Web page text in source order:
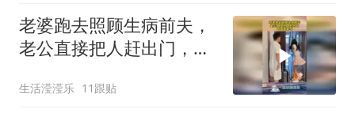
老婆跑去照顾生病前夫，
老公直接把人赶出门，看
生活滢滢乐 11跟贴